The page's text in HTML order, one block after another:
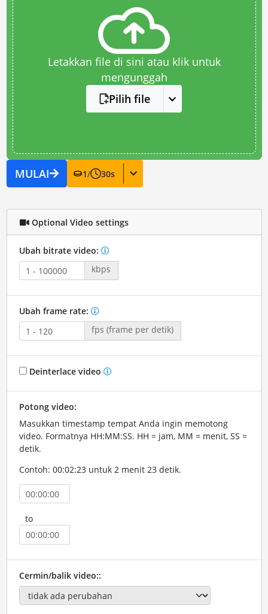
Letakkan file di sini atau klik untuk
mengunggah
Pilih file
MULAI 1/ 30s
Optional Video settings
Ubah bitrate video:
kbps
Ubah frame rate:
fps (frame per detik)
Deinterlace video
Potong video:
Masukkan timestamp tempat Anda ingin memotong
video. Formatnya HH:MM:SS. HH = jam, MM = menit, SS =
detik.
Contoh: 00:02:23 untuk 2 menit 23 detik.
to
Cermin/balik video::